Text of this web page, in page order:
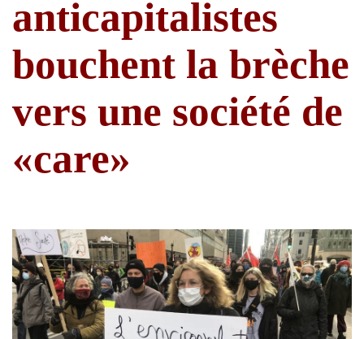
anticapitalistes
bouchent la brèche
vers une société de
«care»